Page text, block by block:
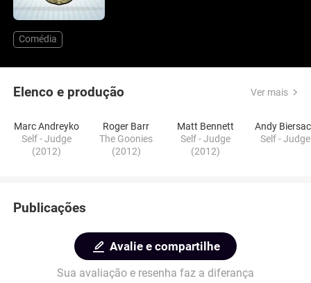
Comédia
Elenco e produção Ver mais
Marc Andreyko
Self - Judge
(2012)
Roger Barr
The Goonies
(2012)
Matt Bennett
Self - Judge
(2012)
Andy
Self - Judge
Publicações
Avalie e compartilhe
Sua avaliação e resenha faz a diferança